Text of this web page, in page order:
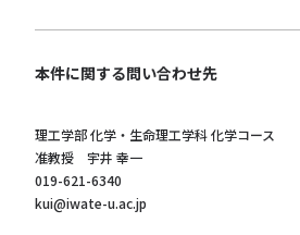
本件に関する問い合わせ先
理工学部 化学・生命理工学科 化学コース
准教授 宇井 幸一
019-621-6340
kui@iwate-u.ac.jp